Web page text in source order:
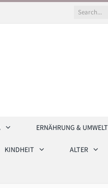
ERNÄHRUNG & UMWELT
KINDHEIT ALTER